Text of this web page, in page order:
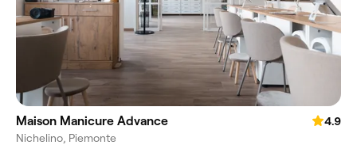
Maison Manicure Advance
4.9
Nichelino, Piemonte